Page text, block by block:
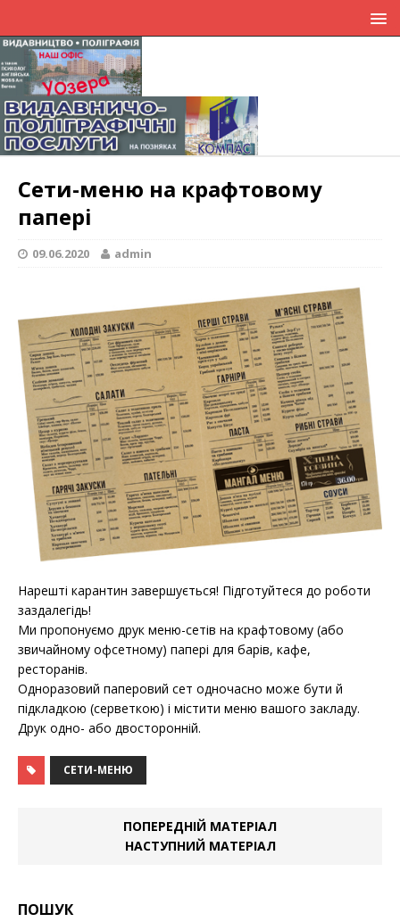
Сети-меню на крафтовому
папері
09.06.2020 admin
Нарешті карантин завершується! Підготуйтеся до роботи
заздалегідь!
Ми пропонуємо друк меню-сетів на крафтовому (або
звичайному офсетному) папері для барів, кафе,
ресторанів.
Одноразовий паперовий сет одночасно може бути й
підкладкою (серветкою) і містити меню вашого закладу.
Друк одно- або двосторонній.
СЕТИ-МЕНЮ
ПОПЕРЕДНІЙ МАТЕРІАЛ
НАСТУПНИЙ МАТЕРІАЛ
ПОШУК